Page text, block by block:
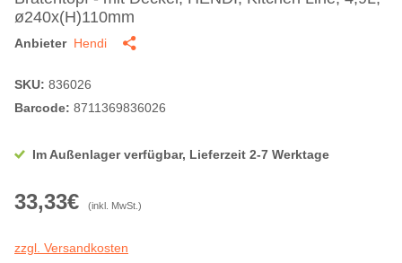
ø240x(H)110mm
Anbieter Hendi
SKU: 836026
Barcode: 8711369836026
Im Außenlager verfügbar, Lieferzeit 2-7 Werktage
33,33€ (inkl. MwSt.)
zzgl. Versandkosten